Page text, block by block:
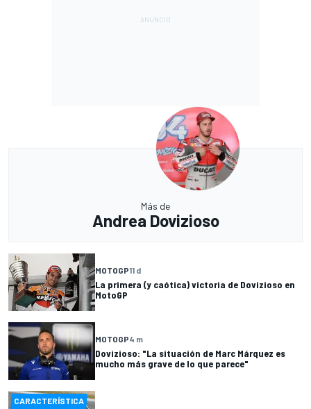
Más de
Andrea Dovizioso
MOTOGP11 d
La primera (y caótica) victoria de Dovizioso en
MotoGP
MOTOGP4 m
Dovizioso: "La situación de Marc Márquez es
mucho más grave de lo que parece"
CARACTERÍSTICA